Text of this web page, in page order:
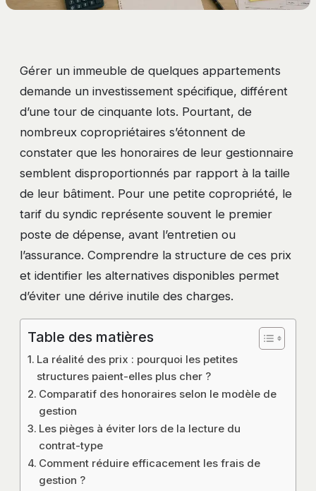
Gérer un immeuble de quelques appartements
demande un investissement spécifique, différent
d’une tour de cinquante lots. Pourtant, de
nombreux copropriétaires s’étonnent de
constater que les honoraires de leur gestionnaire
semblent disproportionnés par rapport à la taille
de leur bâtiment. Pour une petite copropriété, le
tarif du syndic représente souvent le premier
poste de dépense, avant l’entretien ou
l’assurance. Comprendre la structure de ces prix
et identifier les alternatives disponibles permet
d’éviter une dérive inutile des charges.
Table des matières
La réalité des prix : pourquoi les petites
structures paient-elles plus cher ?
Comparatif des honoraires selon le modèle de
gestion
Les pièges à éviter lors de la lecture du
contrat-type
Comment réduire efficacement les frais de
gestion ?